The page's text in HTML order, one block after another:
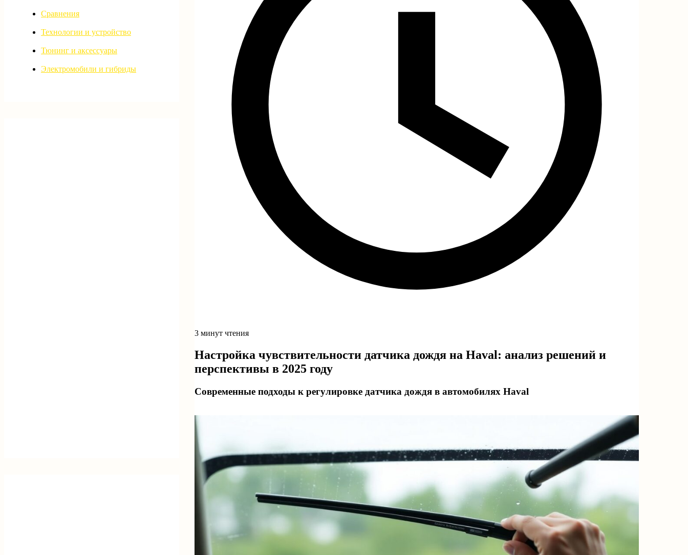
Сравнения
Технологии и устройство
Тюнинг и аксессуары
Электромобили и гибриды
3 минут чтения
Настройка чувствительности датчика дождя на Haval: анализ решений и
перспективы в 2025 году
Современные подходы к регулировке датчика дождя в автомобилях Haval